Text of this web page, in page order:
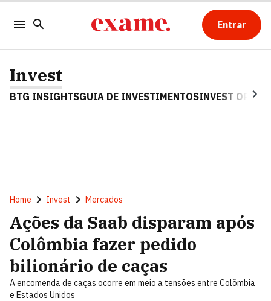
Entrar
Invest
BTG INSIGHTSGUIA DE INVESTIMENTOSINVEST OPINA
Home Invest Mercados
Ações da Saab disparam após
Colômbia fazer pedido
bilionário de caças
A encomenda de caças ocorre em meio a tensões entre Colômbia
e Estados Unidos